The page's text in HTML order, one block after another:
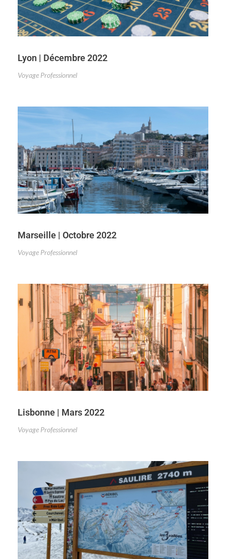
Lyon | Décembre 2022
Voyage Professionnel
Marseille | Octobre 2022
Voyage Professionnel
Lisbonne | Mars 2022
Voyage Professionnel